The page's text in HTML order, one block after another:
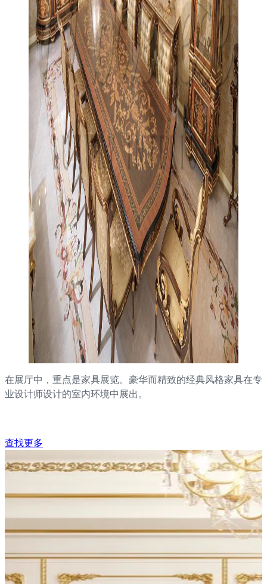
在展厅中，重点是家具展览。豪华而精致的经典风格家具在专
业设计师设计的室内环境中展出。
查找更多